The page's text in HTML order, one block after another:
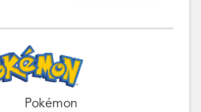
Pokémon